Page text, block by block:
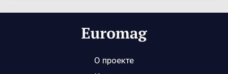
О проекте